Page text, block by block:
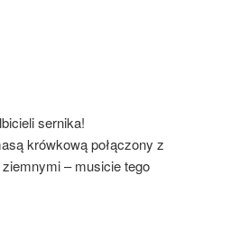
sernika!
krówkową połączony z
– musicie tego